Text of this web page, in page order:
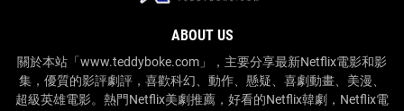
ABOUT US
關於本站「www.teddyboke.com」，主要分享最新Netflix電影和影
集，優質的影評劇評，喜歡科幻、動作、懸疑、喜劇動畫、美漫、
超級英雄電影。熱門Netflix美劇推薦，好看的Netflix韓劇，Netflix電